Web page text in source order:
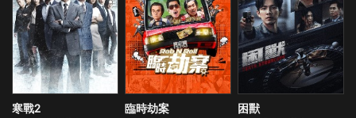
寒戰2 臨時劫案 困獸